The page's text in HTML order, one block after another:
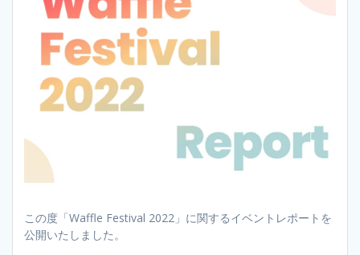
この度「Waffle Festival 2022」に関するイベントレポートを
公開いたしました。